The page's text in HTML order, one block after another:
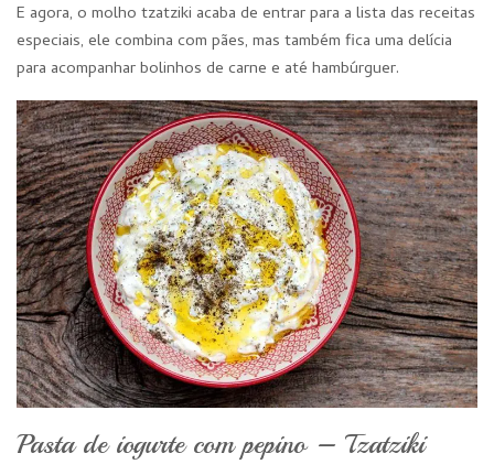
E agora, o molho tzatziki acaba de entrar para a lista das receitas
especiais, ele combina com pães, mas também fica uma delícia
para acompanhar bolinhos de carne e até hambúrguer.
Pasta de iogurte com pepino – Tzatziki